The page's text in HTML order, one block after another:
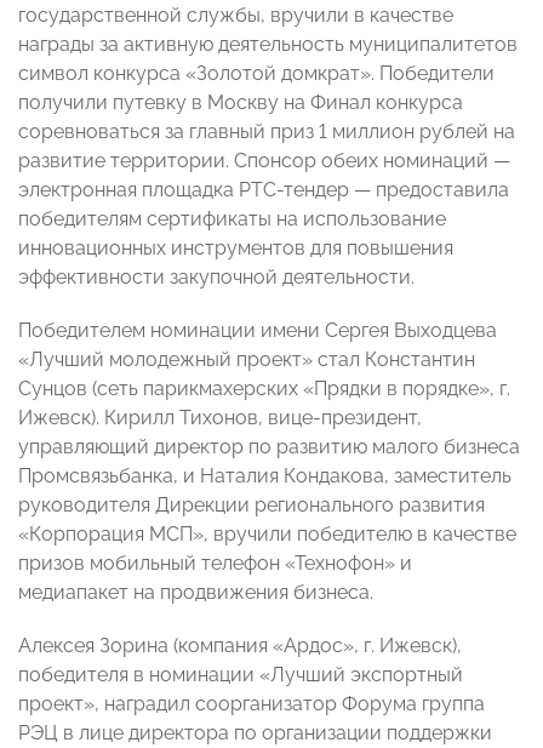
государственной службы, вручили в качестве
награды за активную деятельность муниципалитетов
символ конкурса «Золотой домкрат». Победители
получили путевку в Москву на Финал конкурса
соревноваться за главный приз 1 миллион рублей на
развитие территории. Спонсор обеих номинаций —
электронная площадка РТС-тендер — предоставила
победителям сертификаты на использование
инновационных инструментов для повышения
эффективности закупочной деятельности.
Победителем номинации имени Сергея Выходцева
«Лучший молодежный проект» стал Константин
Сунцов (сеть парикмахерских «Прядки в порядке», г.
Ижевск). Кирилл Тихонов, вице-президент,
управляющий директор по развитию малого бизнеса
Промсвязьбанка, и Наталия Кондакова, заместитель
руководителя Дирекции регионального развития
«Корпорация МСП», вручили победителю в качестве
призов мобильный телефон «Технофон» и
медиапакет на продвижения бизнеса.
Алексея Зорина (компания «Ардос», г. Ижевск),
победителя в номинации «Лучший экспортный
проект», наградил соорганизатор Форума группа
РЭЦ в лице директора по организации поддержки